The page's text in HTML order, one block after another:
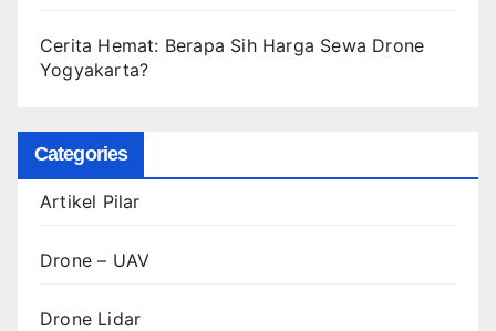
Cerita Hemat: Berapa Sih Harga Sewa Drone
Yogyakarta?
Categories
Artikel Pilar
Drone – UAV
Drone Lidar